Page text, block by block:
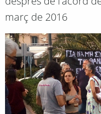
març de 2016